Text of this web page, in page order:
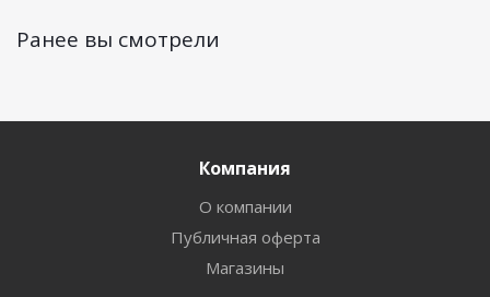
Ранее вы смотрели
Компания
О компании
Публичная оферта
Магазины